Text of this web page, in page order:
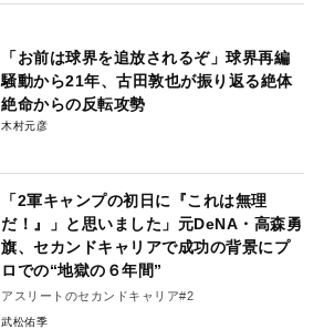
「お前は球界を追放されるぞ」球界再編
騒動から21年、古田敦也が振り返る絶体
絶命からの反転攻勢
木村元彦
「2軍キャンプの初日に『これは無理
だ！』」と思いました」元DeNA・高森勇
旗、セカンドキャリアで成功の背景にプ
ロでの“地獄の６年間”
アスリートのセカンドキャリア#2
武松佑季